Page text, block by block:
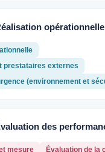
opérationnelle
prestataires externes
(environnement et
des
mesure
Évaluation de la